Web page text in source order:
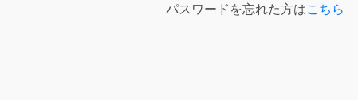
パスワードを忘れた方はこちら